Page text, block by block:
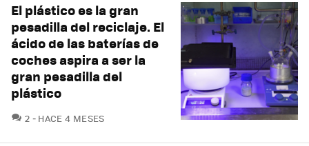
El plástico es la gran
pesadilla del reciclaje. El
ácido de las baterías de
coches aspira a ser la
gran pesadilla del
plástico
2 COMENTARIOS
HACE 4 MESES